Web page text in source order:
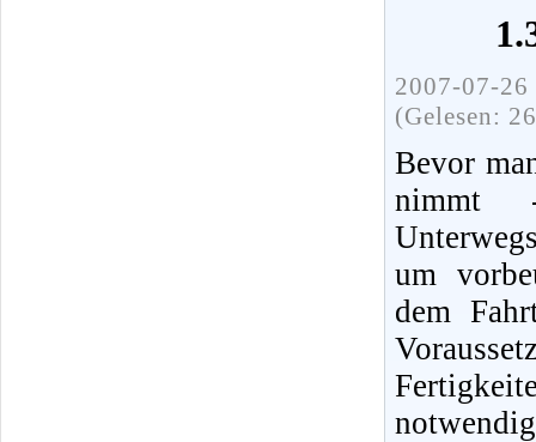
2007-07-
(Gelesen:
Bevor
um
dem